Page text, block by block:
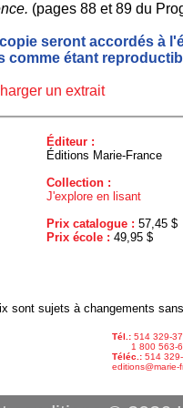
(pages 88 et 89 du
seront accordés à
comme étant
un extrait
Éditeur :
Éditions Marie-France
Collection :
J'explore en lisant
Prix catalogue : 57,45 $
Prix école : 49,95 $
sont sujets à changements
Tél.: 514 329-
1 800 563-
Téléc.: 514
editions@marie-